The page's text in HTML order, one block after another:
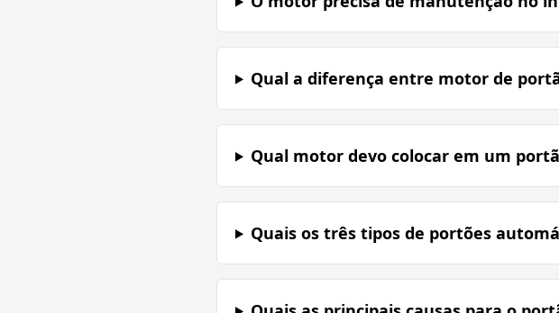
Qual a diferença entre motor de
Qual motor devo colocar em um
Quais os três tipos de portões